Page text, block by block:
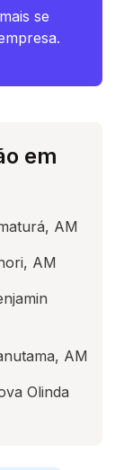
se
em
AM
AM
AM
Olinda